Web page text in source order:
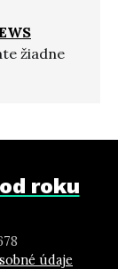
žiadne
roku
údaje